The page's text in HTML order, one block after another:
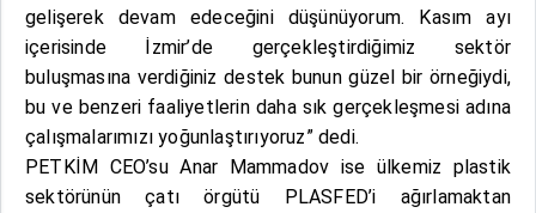
gelişerek devam edeceğini düşünüyorum. Kasım ayı
içerisinde İzmir’de gerçekleştirdiğimiz sektör
buluşmasına verdiğiniz destek bunun güzel bir örneğiydi,
bu ve benzeri faaliyetlerin daha sık gerçekleşmesi adına
çalışmalarımızı yoğunlaştırıyoruz” dedi.
PETKİM CEO’su Anar Mammadov ise ülkemiz plastik
sektörünün çatı örgütü PLASFED’i ağırlamaktan